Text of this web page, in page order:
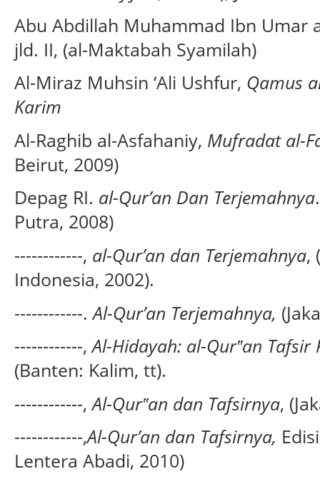
Abu Abdillah Muhammad Ibn Umar
jld. II, (al-Maktabah Syamilah)
Al-Miraz Muhsin ‘Ali Ushfur, Qamus
Karim
Al-Raghib al-Asfahaniy, Mufradat al-
Beirut, 2009)
Depag RI. al-Qur’an Dan Terjemahnya
Putra, 2008)
------------, al-Qur’an dan Terjemahnya,
Indonesia, 2002).
------------.Al-Qur’an Terjemahnya,
------------,Al-Hidayah: al-Qur‟an Tafsir
(Banten: Kalim, tt).
------------,Al-Qur‟an dan Tafsirnya,
------------,Al-Qur’an dan Tafsirnya,
Lentera Abadi, 2010)